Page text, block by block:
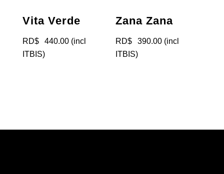
Vita Verde
RD$ 440.00 (incl
ITBIS)
Zana Zana
RD$ 390.00 (incl
ITBIS)